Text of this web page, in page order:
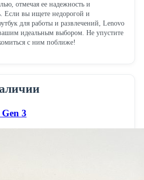
отмечая ее надежность и
Если вы ищете недорогой и
для работы и развлечений, Lenovo
идеальным выбором. Не упустите
с ним поближе!
3